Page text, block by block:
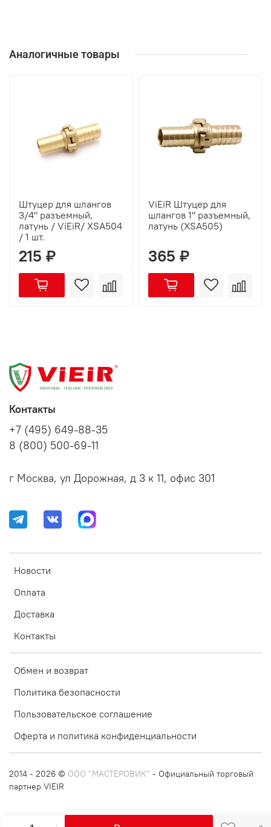
Аналогичные товары
Штуцер для шлангов
3/4" разъемный,
латунь / ViEiR/ XSA504
/ 1 шт.
215 ₽
ViEiR Штуцер для
шлангов 1" разъемный,
латунь (XSA505)
365 ₽
Новости
Оплата
Доставка
Контакты
Обмен и возврат
Политика безопасности
Пользовательское соглашение
Оферта и политика конфиденциальности
Контакты
+7 (495) 649-88-35
8 (800) 500-69-11
г Москва, ул Дорожная, д 3 к 11, офис 301
2014 - 2026 © ООО "МАСТЕРОВИК" - Официальный торговый
партнер VIEIR